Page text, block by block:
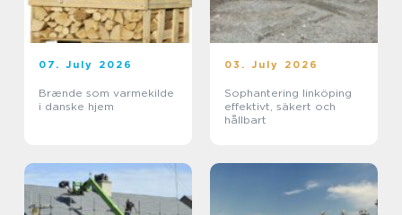
07. July 2026
Brænde som varmekilde
i danske hjem
03. July 2026
Sophantering linköping
effektivt, säkert och
hållbart